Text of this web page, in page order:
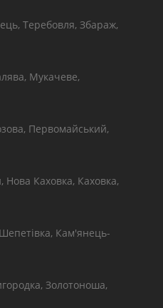
Теребовля, Збараж,
Мукачеве,
Первомайський,
Нова Каховка, Каховка,
Кам'янець-
Золотоноша,